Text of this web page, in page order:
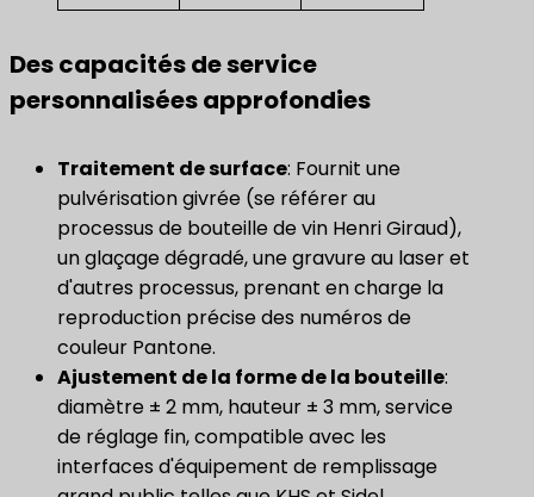
Des capacités de service
personnalisées approfondies
Traitement de surface: Fournit une
pulvérisation givrée (se référer au
processus de bouteille de vin Henri Giraud),
un glaçage dégradé, une gravure au laser et
d'autres processus, prenant en charge la
reproduction précise des numéros de
couleur Pantone.
​Ajustement de la forme de la bouteille​:
diamètre ± 2 mm, hauteur ± 3 mm, service
de réglage fin, compatible avec les
interfaces d'équipement de remplissage